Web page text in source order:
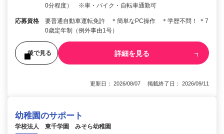
0分程度） ※車・バイク・自転車通勤可
応募資格
要普通自動車運転免許 ＊簡単なPC操作 ＊学歴不問！ ＊7
0歳定年制（例外事由1号）
後で見る 詳細を見る
更新日： 2026/08/07 掲載終了日： 2026/09/11
幼稚園のサポート
学校法人 東千学園 みそら幼稚園